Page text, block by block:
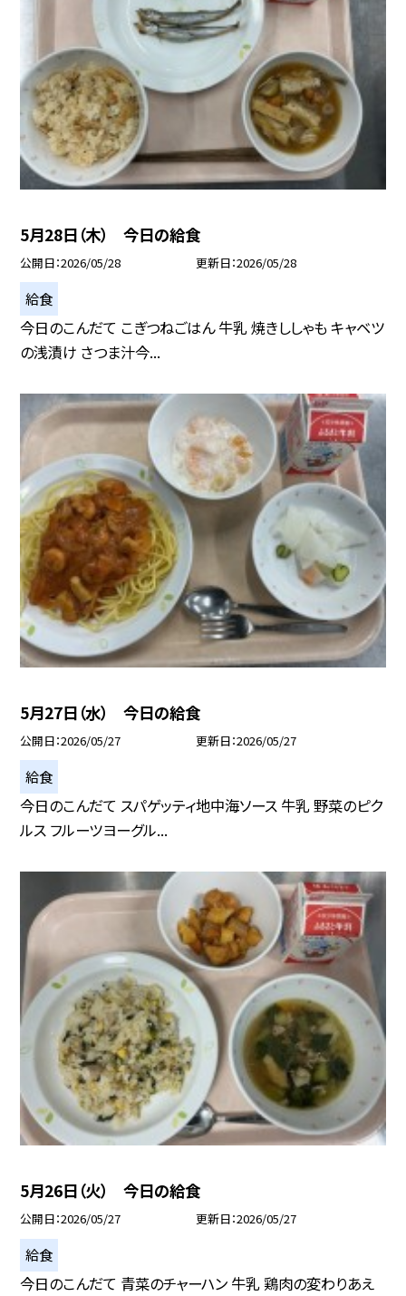
5月28日（木） 今日の給食
公開日 2026/05/28 更新日 2026/05/28
給食
今日のこんだて こぎつねごはん 牛乳 焼きししゃも キャベツ
の浅漬け さつま汁今...
5月27日（水） 今日の給食
公開日 2026/05/27 更新日 2026/05/27
給食
今日のこんだて スパゲッティ地中海ソース 牛乳 野菜のピク
ルス フルーツヨーグル...
5月26日（火） 今日の給食
公開日 2026/05/27 更新日 2026/05/27
給食
今日のこんだて 青菜のチャーハン 牛乳 鶏肉の変わりあえ